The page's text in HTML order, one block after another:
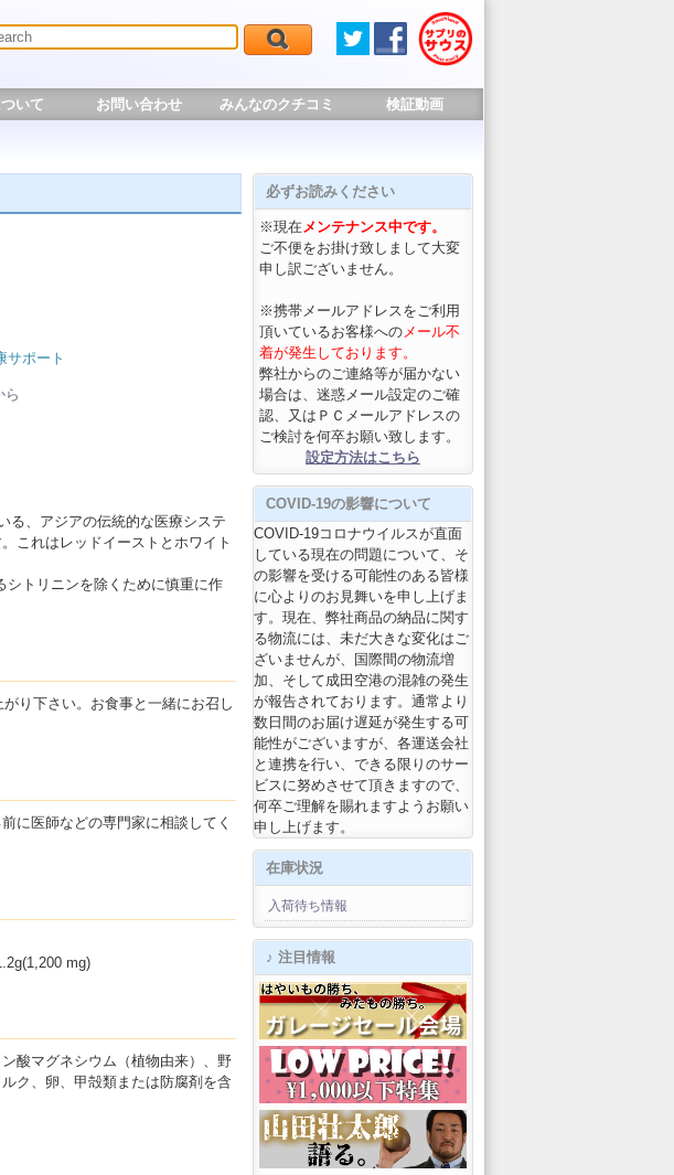
いて お問い合わせ みんなのクチコミ 検証動画
サポート
る、アジアの伝統的な医療システ
これはレッドイーストとホワイト
シトリニンを除くために慎重に作
り下さい。お食事と一緒にお召し
に医師などの専門家に相談してく
mg)
酸マグネシウム（植物由来）、野
ク、卵、甲殻類または防腐剤を含
必ずお読みください
※現在メンテナンス中です。
ご不便をお掛け致しまして大変
申し訳ございません。
※携帯メールアドレスをご利用
頂いているお客様へのメール不
着が発生しております。
弊社からのご連絡等が届かない
場合は、迷惑メール設定のご確
認、又はＰＣメールアドレスの
ご検討を何卒お願い致します。
設定方法はこちら
COVID-19の影響について
COVID-19コロナウイルスが直面
している現在の問題について、そ
の影響を受ける可能性のある皆様
に心よりのお見舞いを申し上げま
す。現在、弊社商品の納品に関す
る物流には、未だ大きな変化はご
ざいませんが、国際間の物流増
加、そして成田空港の混雑の発生
が報告されております。通常より
数日間のお届け遅延が発生する可
能性がございますが、各運送会社
と連携を行い、できる限りのサー
ビスに努めさせて頂きますので、
何卒ご理解を賜れますようお願い
申し上げます。
在庫状況
入荷待ち情報
♪ 注目情報